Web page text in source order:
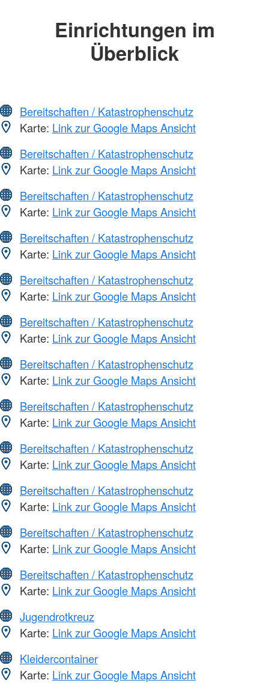
Einrichtungen im
Überblick
Bereitschaften / Katastrophenschutz
Karte: Link zur Google Maps Ansicht
Bereitschaften / Katastrophenschutz
Karte: Link zur Google Maps Ansicht
Bereitschaften / Katastrophenschutz
Karte: Link zur Google Maps Ansicht
Bereitschaften / Katastrophenschutz
Karte: Link zur Google Maps Ansicht
Bereitschaften / Katastrophenschutz
Karte: Link zur Google Maps Ansicht
Bereitschaften / Katastrophenschutz
Karte: Link zur Google Maps Ansicht
Bereitschaften / Katastrophenschutz
Karte: Link zur Google Maps Ansicht
Bereitschaften / Katastrophenschutz
Karte: Link zur Google Maps Ansicht
Bereitschaften / Katastrophenschutz
Karte: Link zur Google Maps Ansicht
Bereitschaften / Katastrophenschutz
Karte: Link zur Google Maps Ansicht
Bereitschaften / Katastrophenschutz
Karte: Link zur Google Maps Ansicht
Bereitschaften / Katastrophenschutz
Karte: Link zur Google Maps Ansicht
Jugendrotkreuz
Karte: Link zur Google Maps Ansicht
Kleidercontainer
Karte: Link zur Google Maps Ansicht